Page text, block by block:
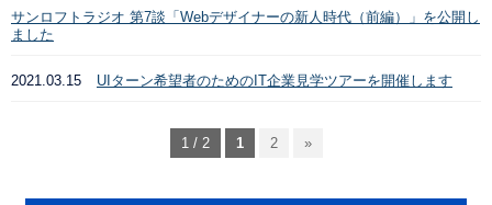
サンロフトラジオ 第7談「Webデザイナーの新人時代（前編）」を公開し
ました
2021.03.15 UIターン希望者のためのIT企業見学ツアーを開催します
1 / 2 1 2 »